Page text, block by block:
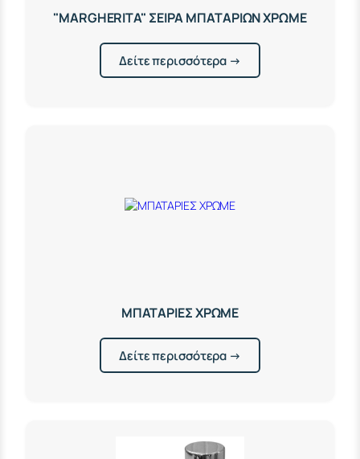
"MARGHERITA" ΣΕΙΡΑ ΜΠΑΤΑΡΙΩΝ ΧΡΩΜΕ
Δείτε περισσότερα →
ΜΠΑΤΑΡΙΕΣ ΧΡΩΜΕ
Δείτε περισσότερα →